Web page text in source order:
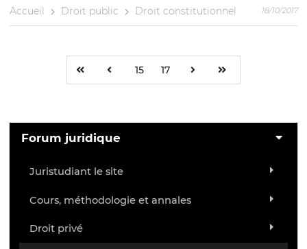
Accueil Droit public Droit constitutionnel 18/10/2017
15 17
Forum juridique
Juristudiant le site
Cours, méthodologie et annales
Droit privé